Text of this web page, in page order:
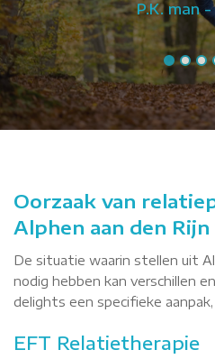
P.K. man
Oorzaak van
Alphen aan den
De situatie waarin stellen uit
nodig hebben kan verschillen
delights een specifieke aanpak,
EFT Relatietherapie